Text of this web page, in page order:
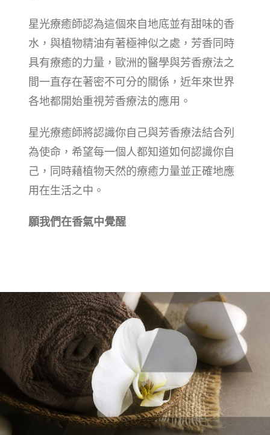
星光療癒師認為這個來自地底並有甜味的香
水，與植物精油有著極神似之處，芳香同時
具有療癒的力量，歐洲的醫學與芳香療法之
間一直存在著密不可分的關係，近年來世界
各地都開始重視芳香療法的應用。
星光療癒師將認識你自己與芳香療法結合列
為使命，希望每一個人都知道如何認識你自
己，同時藉植物天然的療癒力量並正確地應
用在生活之中。
願我們在香氣中覺醒